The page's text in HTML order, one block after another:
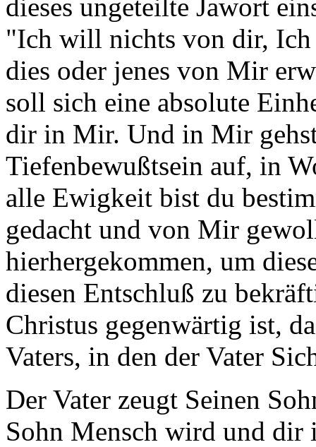
dieses ungeteilte Jawort
"Ich will nichts von dir,
dies oder jenes von Mir
soll sich eine absolute
dir in Mir. Und in Mir
Tiefenbewußtsein auf, in
alle Ewigkeit bist du
gedacht und von Mir
hierhergekommen, um
diesen Entschluß zu
Christus gegenwärtig ist,
Vaters, in den der Vater
Der Vater zeugt Seinen
Sohn Mensch wird und dir